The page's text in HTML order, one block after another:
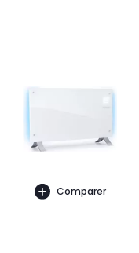
Comparer